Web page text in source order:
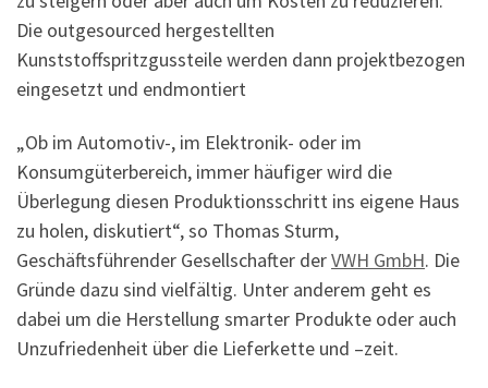
Die outgesourced hergestellten
Kunststoffspritzgussteile werden dann projektbezogen
eingesetzt und endmontiert
„Ob im Automotiv-, im Elektronik- oder im
Konsumgüterbereich, immer häufiger wird die
Überlegung diesen Produktionsschritt ins eigene Haus
zu holen, diskutiert“, so Thomas Sturm,
Geschäftsführender Gesellschafter derVWH GmbH. Die
Gründe dazu sind vielfältig. Unter anderem geht es
dabei um die Herstellung smarter Produkte oder auch
Unzufriedenheit über die Lieferkette und –zeit.